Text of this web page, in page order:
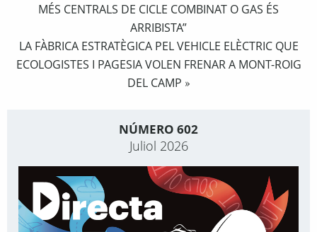
MÉS CENTRALS DE CICLE COMBINAT O GAS ÉS
ARRIBISTA”
LA FÀBRICA ESTRATÈGICA PEL VEHICLE ELÈCTRIC QUE
ECOLOGISTES I PAGESIA VOLEN FRENAR A MONT-ROIG
DEL CAMP »
NÚMERO 602
Juliol 2026